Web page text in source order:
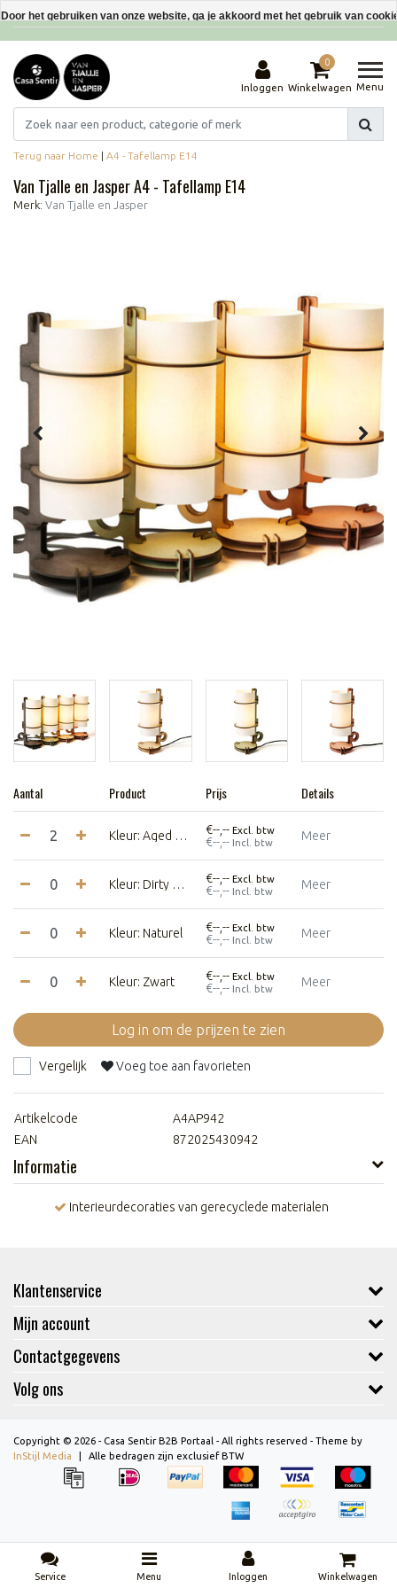
Interieurdecoraties van gerecyclede materialen
Inloggen
0
Winkelwagen Menu
Terug naar Home | A4 - Tafellamp E14
Van Tjalle en Jasper A4 - Tafellamp E14
Merk: Van Tjalle en Jasper
Aantal Product Prijs Details
Kleur: Aged Pink €--,-- Excl. btw
€--,-- Incl. btw Meer
Kleur: Dirty Mint €--,-- Excl. btw
€--,-- Incl. btw Meer
Kleur: Naturel €--,-- Excl. btw
€--,-- Incl. btw Meer
Kleur: Zwart €--,-- Excl. btw
€--,-- Incl. btw Meer
Log in om de prijzen te zien
Vergelijk Voeg toe aan favorieten
Artikelcode
A4AP942
EAN
872025430942
Informatie
Interieurdecoraties van gerecyclede materialen
Klantenservice
Mijn account
Contactgegevens
Volg ons
Copyright © 2026 - Casa Sentir B2B Portaal - All rights reserved - Theme by
InStijl Media
Alle bedragen zijn exclusief BTW
Service Menu Inloggen Winkelwagen
Door het gebruiken van onze website, ga je akkoord met het gebruik van